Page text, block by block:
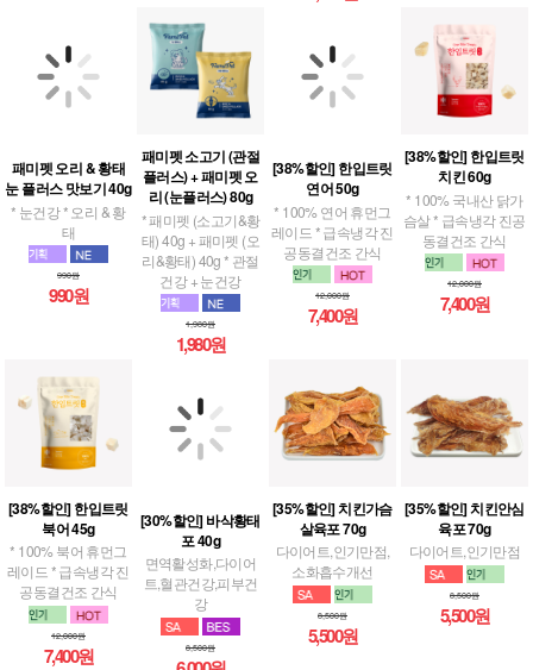
눈 플러스 맛보기 40g
* 눈건강 * 오리 & 황
태
990원
990원
패미펫 소고기 (관절
플러스) + 패미펫 오
리 (눈플러스) 80g
* 패미펫 (소고기&황
태) 40g + 패미펫 (오
리&황태) 40g * 관절
건강 + 눈건강
1,980원
1,980원
연어 50g
* 100% 연어 휴먼그
레이드 * 급속냉각 진
공동결건조 간식
12,000원
7,400원
[38%할인] 한입트릿
치킨 60g
* 100% 국내산 닭가
슴살 * 급속냉각 진공
동결건조 간식
12,000원
7,400원
[38%할인] 한입트릿
북어 45g
* 100% 북어 휴먼그
레이드 * 급속냉각 진
공동결건조 간식
12,000원
7,400원
포 40g
면역활성화,다이어
트,혈관건강,피부건
강
8,500원
6,000원
[35%할인] 치킨가슴
살육포 70g
다이어트,인기만점,
소화흡수개선
8,500원
5,500원
[35%할인] 치킨안심
육포 70g
다이어트,인기만점
8,500원
5,500원